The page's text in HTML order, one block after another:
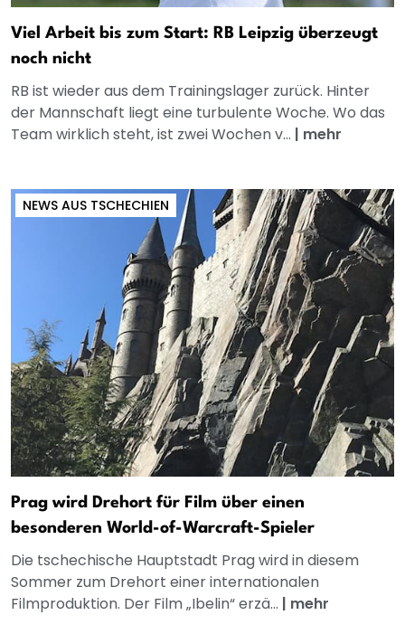
Viel Arbeit bis zum Start: RB Leipzig überzeugt
noch nicht
RB ist wieder aus dem Trainingslager zurück. Hinter
der Mannschaft liegt eine turbulente Woche. Wo das
Team wirklich steht, ist zwei Wochen v... | mehr
NEWS AUS TSCHECHIEN
Prag wird Drehort für Film über einen
besonderen World-of-Warcraft-Spieler
Die tschechische Hauptstadt Prag wird in diesem
Sommer zum Drehort einer internationalen
Filmproduktion. Der Film „Ibelin“ erzä... | mehr